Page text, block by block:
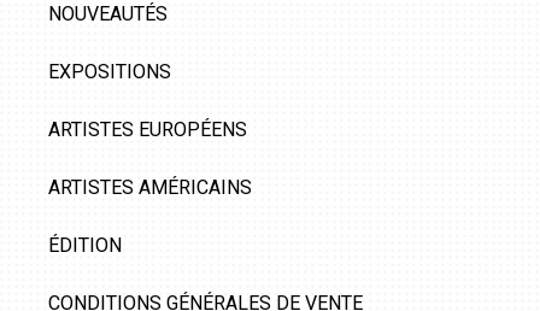
NOUVEAUTÉS
EXPOSITIONS
ARTISTES EUROPÉENS
ARTISTES AMÉRICAINS
ÉDITION
CONDITIONS GÉNÉRALES DE VENTE